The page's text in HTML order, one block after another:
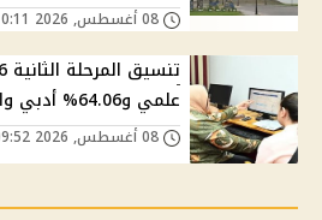
علمي و64.06% أدبي والكليات المتوقعة